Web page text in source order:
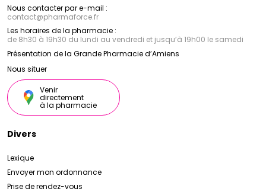
Nous contacter par e-mail :
contact@pharmaforce.fr
Les horaires de la pharmacie :
de 8h30 à 19h30 du lundi au vendredi et jusqu’à 19h00 le samedi
Présentation de la Grande Pharmacie d’Amiens
Nous situer
Venir
directement
à la pharmacie
Divers
Lexique
Envoyer mon ordonnance
Prise de rendez-vous